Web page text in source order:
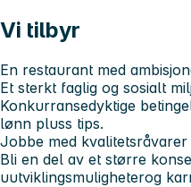
Vi tilbyr
En restaurant med
Et sterkt faglig og sosialt
Konkurransedyktige
lønn pluss tips.
Jobbe med
Bli en del av et større
uutviklingsmuligheterog